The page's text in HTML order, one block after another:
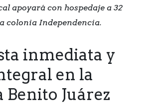
apoyará con hospedaje a 32
colonia Independencia.
inmediata y
en la
Benito Juárez